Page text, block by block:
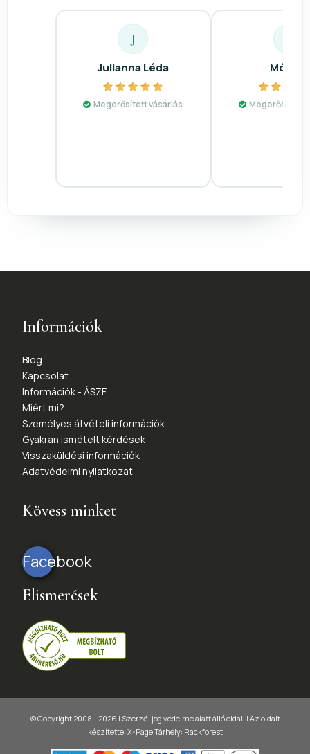
J
Julianna Léda
Megerősített vásárlás
Mónika
Megerősített
Információk
Blog
Kapcsolat
Információk - ÁSZF
Miért mi?
Személyes átvételi információk
Gyakran ismételt kérdések
Visszaküldési információk
Adatvédelmi nyilatkozat
Kövess minket
Facebook
Elismerések
© Copyright 2008 - 2026 | Szerzői jog védelme alatt álló oldal. | Az oldalt
készítette: X-PageTárhely: Rackforest